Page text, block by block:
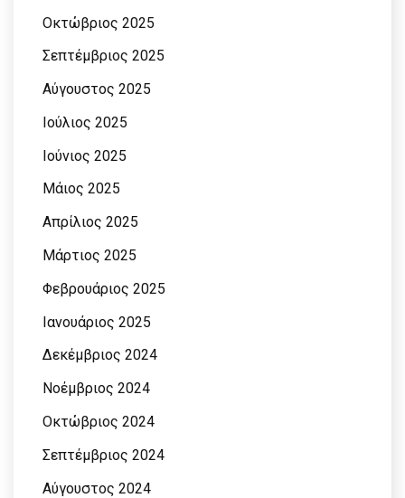
Οκτώβριος 2025
Σεπτέμβριος 2025
Αύγουστος 2025
Ιούλιος 2025
Ιούνιος 2025
Μάιος 2025
Απρίλιος 2025
Μάρτιος 2025
Φεβρουάριος 2025
Ιανουάριος 2025
Δεκέμβριος 2024
Νοέμβριος 2024
Οκτώβριος 2024
Σεπτέμβριος 2024
Αύγουστος 2024